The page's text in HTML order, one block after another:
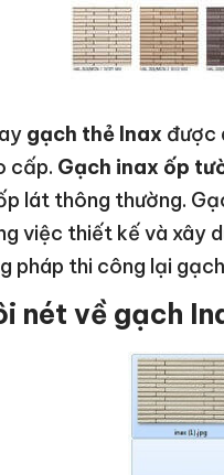
gạch thẻ Inax được
cấp. Gạch inax ốp
lát thông thường.
việc thiết kế và xây
pháp thi công lại
nét về gạch